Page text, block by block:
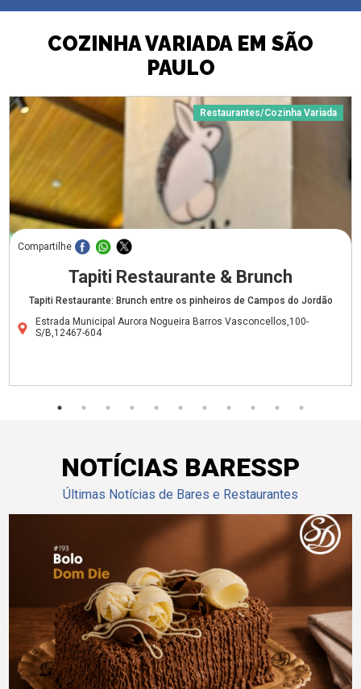
COZINHA VARIADA EM SÃO
PAULO
Restaurantes/Cozinha Variada
Compartilhe
Tapiti Restaurante & Brunch
Tapiti Restaurante: Brunch entre os pinheiros de Campos do Jordão
Estrada Municipal Aurora Nogueira Barros Vasconcellos,100-
S/B,12467-604
NOTÍCIAS BARESSP
Últimas Notícias de Bares e Restaurantes